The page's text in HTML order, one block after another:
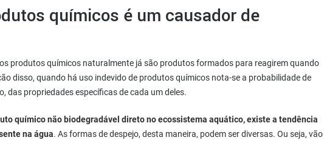
químicos é um causador de
produtos químicos naturalmente já são produtos formados para reagirem quando
disso, quando há uso indevido de produtos químicos nota-se a probabilidade de
das propriedades específicas de cada um deles.
químico não biodegradável direto no ecossistema aquático, existe a tendência
na água. As formas de despejo, desta maneira, podem ser diversas. Ou seja, vão